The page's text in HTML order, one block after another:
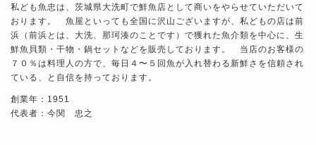
私ども魚忠は、茨城県大洗町で鮮魚店として商いをやらせていただいて
おります。 魚屋といっても全国に沢山ございますが、私どもの店は前
浜（前浜とは、大洗、那珂湊のことです）で獲れた魚介類を中心に、生
鮮魚貝類・干物・鍋セットなどを販売しております。 当店のお客様の
７０％は料理人の方で、毎日４〜５回魚が入れ替わる新鮮さを信頼され
ている、と自信を持っております。
創業年：1951
代表者：今関 忠之